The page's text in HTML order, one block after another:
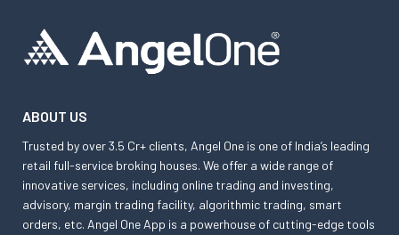
ABOUT US
Trusted by over 3.5 Cr+ clients, Angel One is one of India’s leading
retail full-service broking houses. We offer a wide range of
innovative services, including online trading and investing,
advisory, margin trading facility, algorithmic trading, smart
orders, etc. Angel One App is a powerhouse of cutting-edge tools